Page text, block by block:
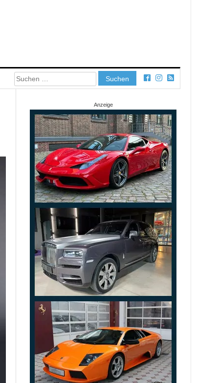
Suchen
nach:
Anzeige